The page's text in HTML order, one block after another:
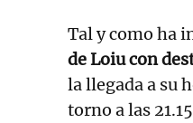
Tal y como ha
de Loiu con
la llegada a su
torno a las